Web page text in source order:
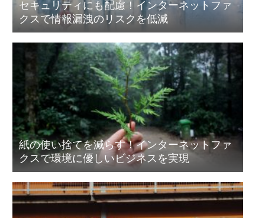
セキュリティにも配慮！インターネットファ
クスで情報漏洩のリスクを低減
紙の使い捨てを減らす！インターネットファ
クスで環境に優しいビジネスを実現